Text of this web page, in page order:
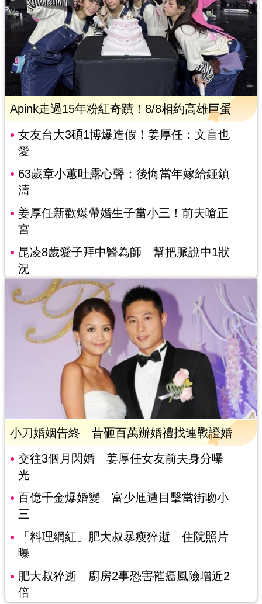
Apink走過15年粉紅奇蹟！8/8相約高雄巨蛋
女友台大3碩1博爆造假！姜厚任：文盲也
愛
63歲章小蕙吐露心聲：後悔當年嫁給鍾鎮
濤
姜厚任新歡爆帶婚生子當小三！前夫嗆正
宮
昆凌8歲愛子拜中醫為師 幫把脈說中1狀
況
小刀婚姻告終 昔砸百萬辦婚禮找連戰證婚
交往3個月閃婚 姜厚任女友前夫身分曝
光
百億千金爆婚變 富少尪遭目擊當街吻小
三
「料理網紅」肥大叔暴瘦猝逝 住院照片
曝
肥大叔猝逝 廚房2事恐害罹癌風險增近2
倍